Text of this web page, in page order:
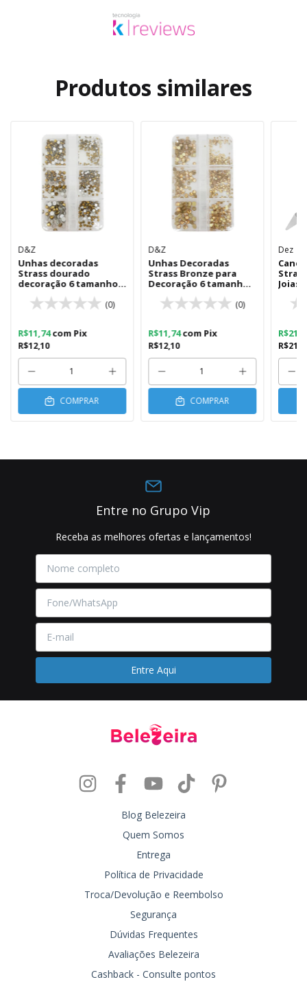
Produtos similares
D&Z
Unhas decoradas
Strass dourado
decoração 6 tamanhos
(0)
R$12,10
R$11,74com Pix
COMPRAR
D&Z
Unhas Decoradas
Strass Bronze para
Decoração 6 tamanhos
(0)
R$12,10
R$11,74com Pix
COMPRAR
Dez
Joias
Entre no Grupo Vip
Receba as melhores ofertas e lançamentos!
Blog Belezeira
Quem Somos
Entrega
Política de Privacidade
Troca/Devolução e Reembolso
Segurança
Dúvidas Frequentes
Avaliações Belezeira
Cashback - Consulte pontos